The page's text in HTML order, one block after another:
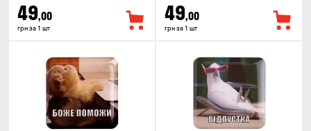
49,00
грн за 1 шт
49,00
грн за 1 шт